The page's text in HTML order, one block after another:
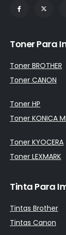
Toner Para
Toner BROTHER
Toner CANON
Toner HP
Toner KONICA
Toner KYOCERA
Toner LEXMARK
Tinta Para
Tintas Brother
Tintas Canon